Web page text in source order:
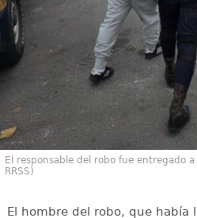
El responsable del robo fue entregado
RRSS)
El hombre del robo, que había